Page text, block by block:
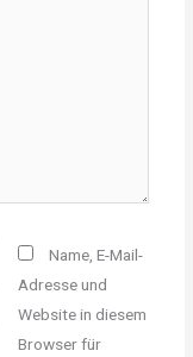
Name, E-Mail-
Adresse und
Website in diesem
Browser für